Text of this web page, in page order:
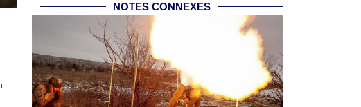
NOTES CONNEXES